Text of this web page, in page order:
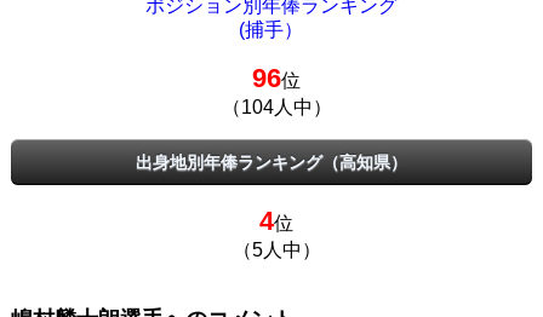
ポジション別年俸ランキング
(捕手）
96位
（104人中）
出身地別年俸ランキング（高知県）
4位
（5人中）